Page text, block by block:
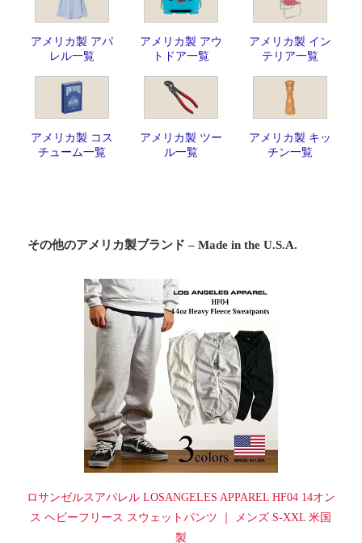
アメリカ製 アパ
レル一覧
アメリカ製 アウ
トドア一覧
アメリカ製 イン
テリア一覧
アメリカ製 コス
チューム一覧
アメリカ製 ツー
ル一覧
アメリカ製 キッ
チン一覧
その他のアメリカ製ブランド – Made in the U.S.A.
ロサンゼルスアパレル LOSANGELES APPAREL HF04 14オン
ス ヘビーフリース スウェットパンツ ｜ メンズ S-XXL 米国
製